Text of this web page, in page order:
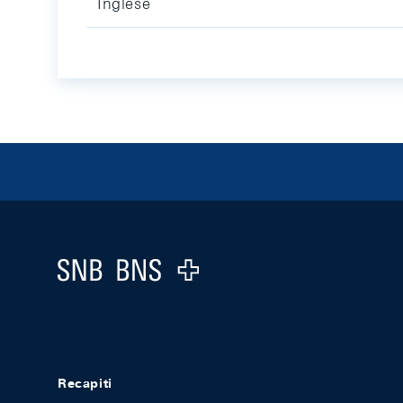
Inglese
Logo
Recapiti